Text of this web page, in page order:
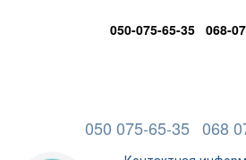
050-075-65-35 068-
050 075-65-35 068